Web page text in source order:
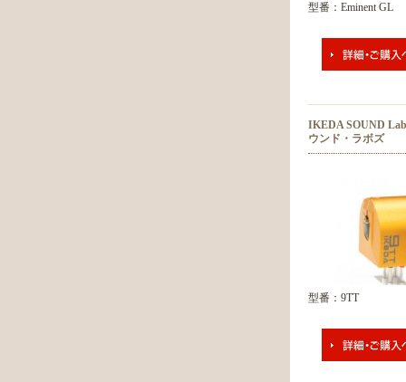
型番：Eminent GL
IKEDA SOUND
ウンド・ラボズ
型番：9TT